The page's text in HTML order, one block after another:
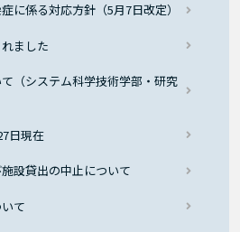
に係る対応方針（5月7日改定）
ました
（システム科学技術学部・研究
日現在
設貸出の中止について
て